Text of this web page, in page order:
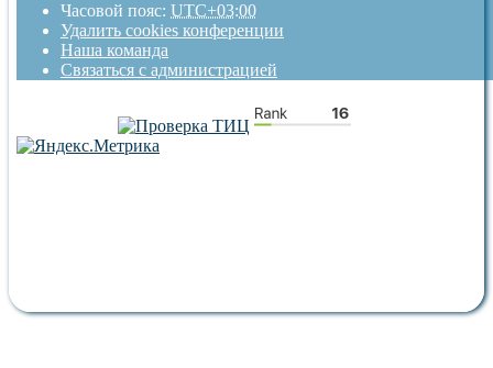
Часовой пояс: UTC+03:00
Удалить cookies конференции
Наша команда
Связаться с администрацией